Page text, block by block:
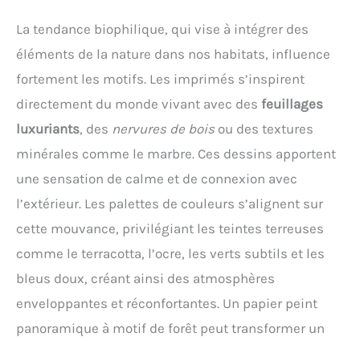
La tendance biophilique, qui vise à intégrer des
éléments de la nature dans nos habitats, influence
fortement les motifs. Les imprimés s’inspirent
directement du monde vivant avec des feuillages
luxuriants, des nervures de bois ou des textures
minérales comme le marbre. Ces dessins apportent
une sensation de calme et de connexion avec
l’extérieur. Les palettes de couleurs s’alignent sur
cette mouvance, privilégiant les teintes terreuses
comme le terracotta, l’ocre, les verts subtils et les
bleus doux, créant ainsi des atmosphères
enveloppantes et réconfortantes. Un papier peint
panoramique à motif de forêt peut transformer un